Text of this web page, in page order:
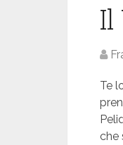
Il
Te
che